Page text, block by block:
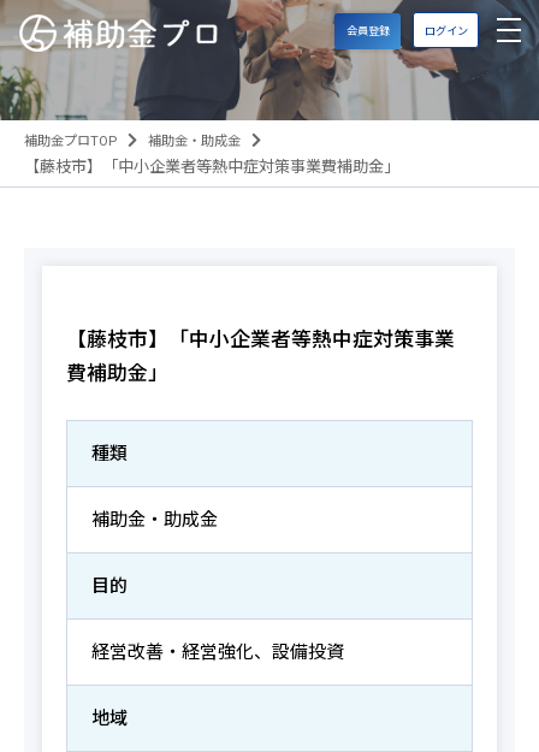
会員登録 ログイン
補助金プロTOP 補助金・助成金
【藤枝市】「中小企業者等熱中症対策事業費補助金」
【藤枝市】「中小企業者等熱中症対策事業
費補助金」
種類
補助金・助成金
目的
経営改善・経営強化、設備投資
地域